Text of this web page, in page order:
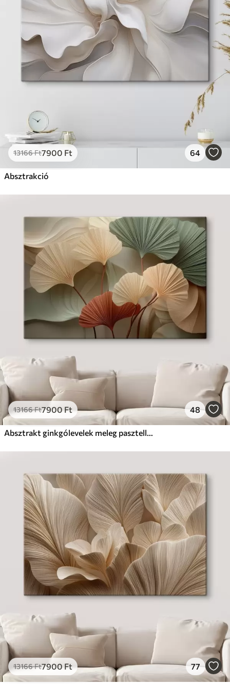
13166Ft7900 Ft 64
Absztrakció
13166Ft7900Ft 48
Absztrakt ginkgólevelek meleg pasztell színekben
13166Ft7900 Ft 77